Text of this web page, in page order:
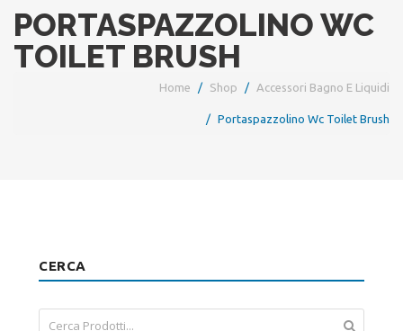
PORTASPAZZOLINO WC
TOILET BRUSH
Home Shop Accessori Bagno E Liquidi
Portaspazzolino Wc Toilet Brush
CERCA